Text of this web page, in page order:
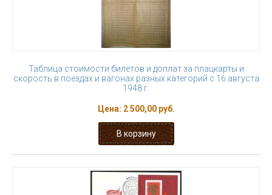
Таблица стоимости билетов и доплат за плацкарты и
скорость в поездах и вагонах разных категорий с 16 августа
1948 г.
Цена: 2 500,00 руб.